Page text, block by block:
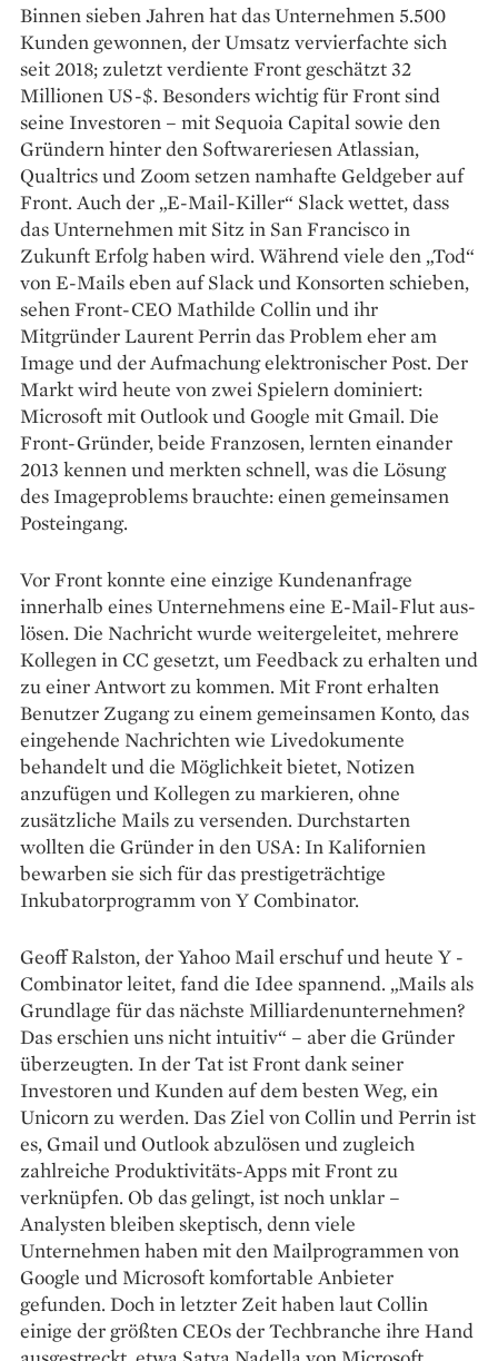
Binnen sieben Jahren hat das Unternehmen 5.500
Kunden gewonnen, der Umsatz vervierfachte sich
seit 2018; zuletzt verdiente Front geschätzt 32
Millionen ­US-$. Besonders wichtig für Front sind
seine Investoren – mit Sequoia Capital sowie den
Gründern hinter den Softwareriesen Atlassian,
Qualtrics und Zoom setzen namhafte Geldgeber auf
Front. Auch der „E-Mail-Killer“ Slack wettet, dass
das Unternehmen mit Sitz in San Francisco in
Zukunft Erfolg haben wird. Während viele den „Tod“
von E-Mails eben auf Slack und Konsorten schieben,
sehen Front-CEO Mathilde Collin und ihr
Mitgründer Laurent Perrin das Problem eher am
Image und der Aufmachung elektronischer Post. Der
Markt wird heute von zwei Spielern dominiert:
Microsoft mit ­Outlook und Google mit Gmail. Die
Front-Gründer, beide Franzosen, lernten einander
2013 kennen und merkten schnell, was die Lösung
des Imageproblems brauchte: einen gemeinsamen
Posteingang.
Vor Front konnte eine ­einzige Kundenanfrage
innerhalb ­eines Unternehmens eine E-Mail-Flut aus­
lösen. Die Nachricht wurde weiter­geleitet, mehrere
Kollegen in CC gesetzt, um Feedback zu erhalten und
zu einer Antwort zu kommen. Mit Front erhalten
Benutzer Zugang zu einem gemeinsamen Konto, das
eingehende Nachrichten wie Livedokumente
behandelt und die Möglichkeit bietet, Notizen
anzufügen und Kollegen zu markieren, ohne
zusätzliche Mails zu versenden. Durchstarten
wollten die Gründer in den USA: In Kalifornien
bewarben sie sich für das prestigeträchtige
Inkubatorprogramm von Y Combinator.
Geoff Ralston, der Yahoo Mail erschuf und heute Y ­
Combinator leitet, fand die Idee spannend. „Mails als
Grundlage für das nächste Milliardenunternehmen?
Das erschien uns nicht intuitiv“ – aber die Gründer
überzeugten. In der Tat ist Front dank seiner
Investoren und Kunden auf dem besten Weg, ein
Unicorn zu werden. Das Ziel von Collin und Perrin ist
es, Gmail und Outlook abzulösen und zugleich
zahlreiche Produktivitäts-Apps mit Front zu
verknüpfen. Ob das gelingt, ist noch unklar –
Analysten bleiben skeptisch, denn viele
Unternehmen haben mit den Mailprogrammen von
Google und Microsoft komfortable Anbieter
gefunden. Doch in letzter Zeit haben laut Collin
einige der größten CEOs der Techbranche ihre Hand